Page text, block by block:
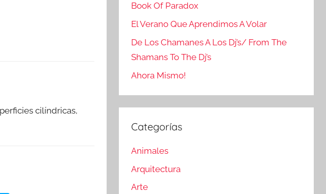
cilíndricas,
Book Of Paradox
El Verano Que Aprendimos A Volar
De Los Chamanes A Los Dj’s/ From The
Shamans To The Dj’s
Ahora Mismo!
Categorías
Animales
Arquitectura
Arte